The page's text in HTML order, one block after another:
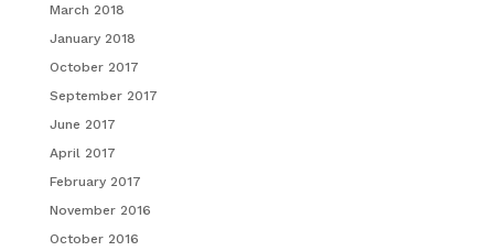
March 2018
January 2018
October 2017
September 2017
June 2017
April 2017
February 2017
November 2016
October 2016